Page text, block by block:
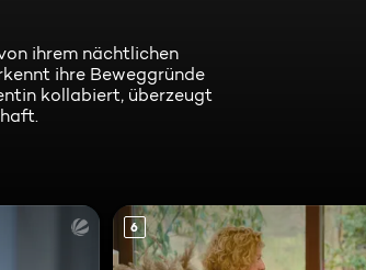
ihrem nächtlichen
ihre Beweggründe
kollabiert, überzeugt
6